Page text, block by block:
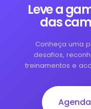
Leve a
das
Conheça uma
desafios,
treinamentos e